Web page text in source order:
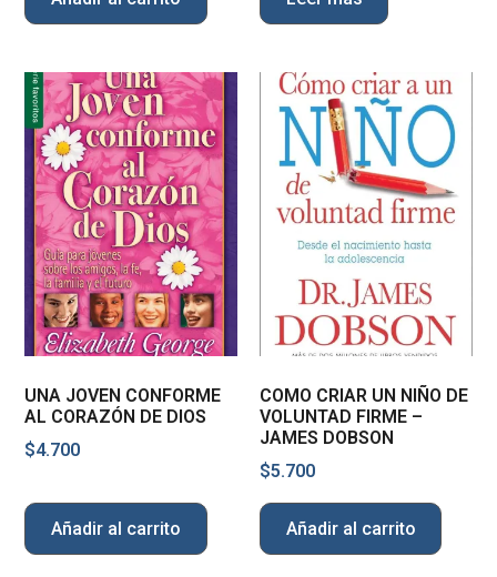
UNA JOVEN CONFORME
AL CORAZÓN DE DIOS
$4.700
Añadir al carrito
COMO CRIAR UN NIÑO DE
VOLUNTAD FIRME –
JAMES DOBSON
$5.700
Añadir al carrito